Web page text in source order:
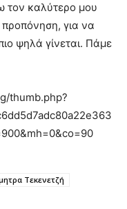
τον καλύτερο μου
για να
ψηλά γίνεται. Πάμε
Τεκενετζή